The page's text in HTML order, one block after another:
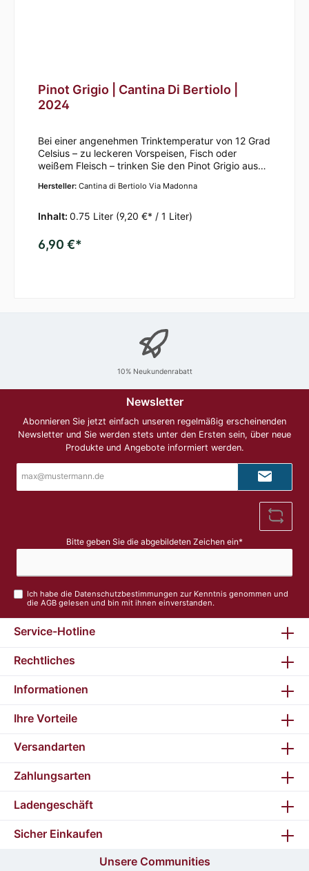
Pinot Grigio | Cantina Di Bertiolo |
2024
Bei einer angenehmen Trinktemperatur von 12 Grad
Celsius – zu leckeren Vorspeisen, Fisch oder
weißem Fleisch – trinken Sie den Pinot Grigio aus
Weißwein ist ein fruchtiger und harmonischer Wein.
und getoastetes Brot. Das Weingut aus Italien legt
traditionelle Weinproduktion. Bei uns im Weinhandel
ist der Pinot Grigio 2024 von Cantina Di Bertiolo
Hersteller: Cantina di Bertiolo Via Madonna
Inhalt: 0.75 Liter (9,20 €* / 1 Liter)
6,90 €*
10% Neukundenrabatt
Newsletter
Abonnieren Sie jetzt einfach unseren regelmäßig erscheinenden
Newsletter und Sie werden stets unter den Ersten sein, über neue
Produkte und Angebote informiert werden.
Adresse*
Bitte geben Sie die abgebildeten Zeichen ein*
Ich habe die Datenschutzbestimmungen zur Kenntnis genommen und
dieAGB gelesen und bin mit ihnen einverstanden.
Service-Hotline
Rechtliches
Informationen
Ihre Vorteile
Versandarten
Zahlungsarten
Ladengeschäft
Sicher Einkaufen
Unsere Communities